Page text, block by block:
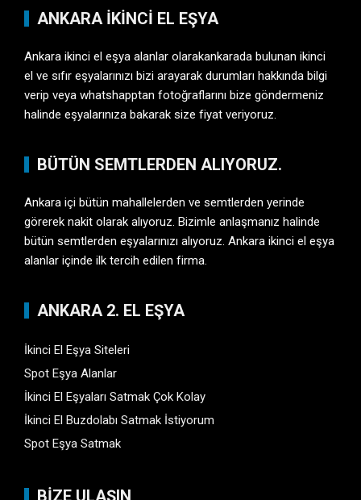
ANKARA İKINCI EL EŞYA
Ankara ikinci el eşya alanlar olarakankarada bulunan ikinci
el ve sıfır eşyalarınızı bizi arayarak durumları hakkında bilgi
verip veya whatshapptan fotoğraflarını bize göndermeniz
halinde eşyalarınıza bakarak size fiyat veriyoruz.
BÜTÜN SEMTLERDEN ALIYORUZ.
Ankara içi bütün mahallelerden ve semtlerden yerinde
görerek nakit olarak alıyoruz. Bizimle anlaşmanız halinde
bütün semtlerden eşyalarınızı alıyoruz. Ankara ikinci el eşya
alanlar içinde ilk tercih edilen firma.
ANKARA 2. EL EŞYA
İkinci El Eşya Siteleri
Spot Eşya Alanlar
İkinci El Eşyaları Satmak Çok Kolay
İkinci El Buzdolabı Satmak İstiyorum
Spot Eşya Satmak
BİZE ULAŞIN